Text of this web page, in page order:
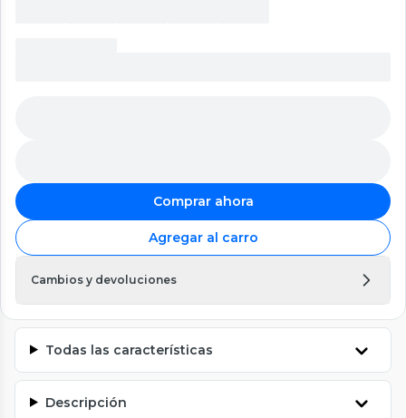
Comprar ahora
Agregar al carro
Cambios y devoluciones
Todas las características
Descripción